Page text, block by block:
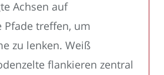
Achsen auf
Pfade treffen, um
zu lenken. Weiß
flankieren zentral